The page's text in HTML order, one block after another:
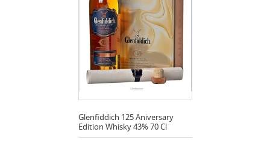
Glenfiddich 125 Aniversary
Edition Whisky 43% 70 Cl